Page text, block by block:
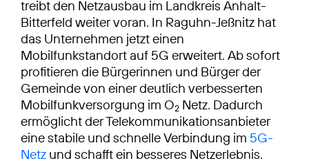
treibt den Netzausbau im Landkreis Anhalt-
Bitterfeld weiter voran. In Raguhn-Jeßnitz hat
das Unternehmen jetzt einen
Mobilfunkstandort auf 5G erweitert. Ab sofort
profitieren die Bürgerinnen und Bürger der
Gemeinde von einer deutlich verbesserten
Mobilfunkversorgung im O2 Netz. Dadurch
ermöglicht der Telekommunikationsanbieter
eine stabile und schnelle Verbindung im 5G-
Netz und schafft ein besseres Netzerlebnis.